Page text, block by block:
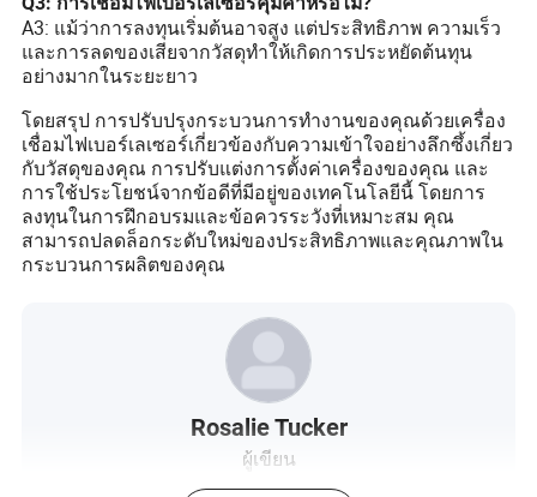
A3: แม้ว่าการลงทุนเริ่มต้นอาจสูง แต่ประสิทธิภาพ ความเร็ว
และการลดของเสียจากวัสดุทำให้เกิดการประหยัดต้นทุน
อย่างมากในระยะยาว
โดยสรุป การปรับปรุงกระบวนการทำงานของคุณด้วยเครื่อง
เชื่อมไฟเบอร์เลเซอร์เกี่ยวข้องกับความเข้าใจอย่างลึกซึ้งเกี่ยว
กับวัสดุของคุณ การปรับแต่งการตั้งค่าเครื่องของคุณ และ
การใช้ประโยชน์จากข้อดีที่มีอยู่ของเทคโนโลยีนี้ โดยการ
ลงทุนในการฝึกอบรมและข้อควรระวังที่เหมาะสม คุณ
สามารถปลดล็อกระดับใหม่ของประสิทธิภาพและคุณภาพใน
กระบวนการผลิตของคุณ
Rosalie Tucker
ผู้เขียน